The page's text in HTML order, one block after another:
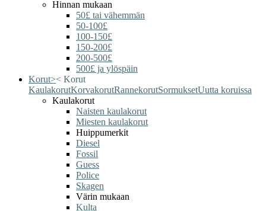
Hinnan mukaan
50£ tai vähemmän
50-100£
100-150£
150-200£
200-500£
500£ ja ylöspäin
Korut>< Korut
KaulakorutKorvakorutRannekorutSormuksetUutta koruissa
Kaulakorut
Naisten kaulakorut
Miesten kaulakorut
Huippumerkit
Diesel
Fossil
Guess
Police
Skagen
Värin mukaan
Kulta